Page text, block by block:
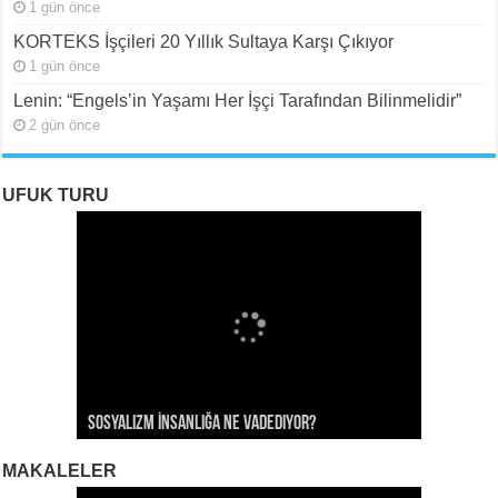
1 gün önce
KORTEKS İşçileri 20 Yıllık Sultaya Karşı Çıkıyor
1 gün önce
Lenin: “Engels’in Yaşamı Her İşçi Tarafından Bilinmelidir”
2 gün önce
UFUK TURU
Sosyalizm İnsanlığa Ne Vadediyor?
Gerileyişi -III
Gerileyişi -II
Gerileyişi*
Rojava Devrimi İçin Yangın Alarmı
MAKALELER